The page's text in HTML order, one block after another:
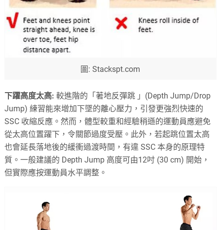
圖: Stackspt.com
下躍高度太高: 較進階的「著地反彈跳 」(Depth Jump/Drop
Jump) 練習能來增加下墜的離心壓力，引發更強烈快速的
SSC 收縮反應。然而，體型較重和經驗稍遜的運動員應避免
從太高位置躍下，令關節過度受壓。此外，若起跳位置太高
也會延長落地後的緩衝過渡時間，有違 SSC 本身的原理特
質。一般建議的 Depth Jump 高度可由12吋 (30 cm) 開始，
但實際應按運動員水平調整。